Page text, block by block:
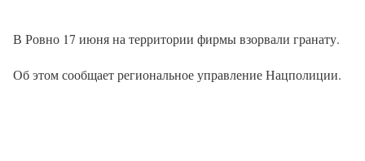
В Ровно 17 июня на территории фирмы взорвали гранату.
Об этом сообщает региональное управление Нацполиции.